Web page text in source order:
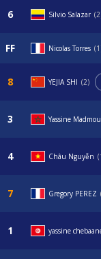
Silvio Salazar 2
Nicolas Torres 1
YEJIA SHI 2
Yassine
Châu Nguyễn
Gregory PEREZ
yassine